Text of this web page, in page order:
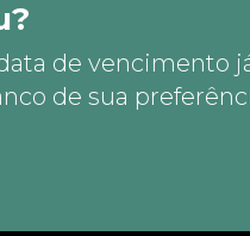
de vencimento
de sua